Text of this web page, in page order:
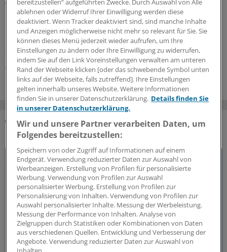
Der Sozialverband Deutschland (SoVD) sieht
niedrigschwellige und nichtärztliche Beratungs- und
Unterstützungsangebote als integrale Bestandteile
eines Primärversorgungssystems an.
03.08.2026
DAS KÖNNTE SIE AUCH INTERESSIEREN
bereitzustellen“ aufgeführten Zwecke. Durch Auswahl von Alle
ablehnen oder Widerruf Ihrer Einwilligung werden diese
deaktiviert. Wenn Tracker deaktiviert sind, sind manche Inhalte
und Anzeigen möglicherweise nicht mehr so relevant für Sie. Sie
können dieses Menü jederzeit wieder aufrufen, um Ihre
Einstellungen zu ändern oder Ihre Einwilligung zu widerrufen,
indem Sie auf den Link Voreinstellungen verwalten am unteren
Rand der Webseite klicken [oder das schwebende Symbol unten
links auf der Webseite, falls zutreffend]. Ihre Einstellungen
gelten innerhalb unseres Website. Weitere Informationen
finden Sie in unserer Datenschutzerklärung. Details finden Sie
in unserer Datenschutzerklärung.
Wir und unsere Partner verarbeiten Daten, um
Folgendes bereitzustellen:
Speichern von oder Zugriff auf Informationen auf einem
Endgerät. Verwendung reduzierter Daten zur Auswahl von
Werbeanzeigen. Erstellung von Profilen für personalisierte
Werbung. Verwendung von Profilen zur Auswahl
personalisierter Werbung. Erstellung von Profilen zur
Personalisierung von Inhalten. Verwendung von Profilen zur
Auswahl personalisierter Inhalte. Messung der Werbeleistung.
Messung der Performance von Inhalten. Analyse von
Zielgruppen durch Statistiken oder Kombinationen von Daten
aus verschiedenen Quellen. Entwicklung und Verbesserung der
Angebote. Verwendung reduzierter Daten zur Auswahl von